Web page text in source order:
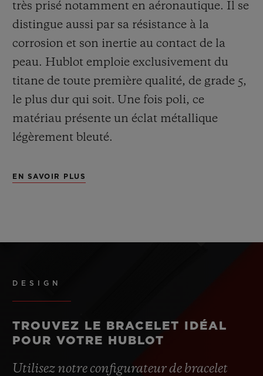
très prisé notamment en aéronautique. Il se
distingue aussi par sa résistance à la
corrosion et son inertie au contact de la
peau. Hublot emploie exclusivement du
titane de toute première qualité, de grade 5,
le plus dur qui soit. Une fois poli, ce
matériau présente un éclat métallique
légèrement bleuté.
EN SAVOIR PLUS
DESIGN
TROUVEZ LE BRACELET IDÉAL
POUR VOTRE HUBLOT
Utilisez notre configurateur de bracelet